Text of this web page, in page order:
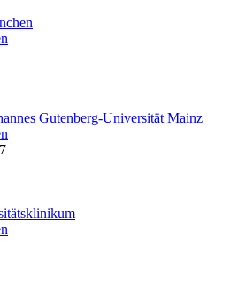
Gutenberg-Universität Mainz